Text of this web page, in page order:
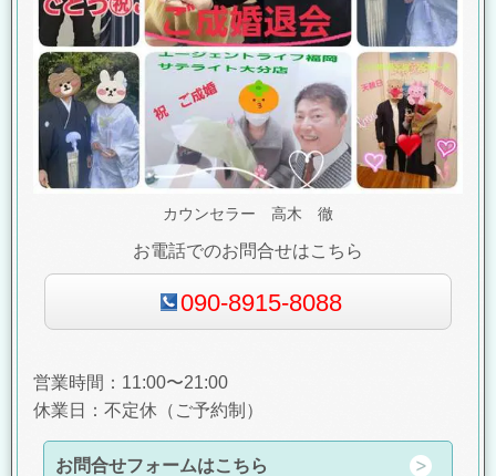
カウンセラー 高木 徹
お電話でのお問合せはこちら
090-8915-8088
営業時間：11:00〜21:00
休業日：不定休（ご予約制）
お問合せフォームはこちら